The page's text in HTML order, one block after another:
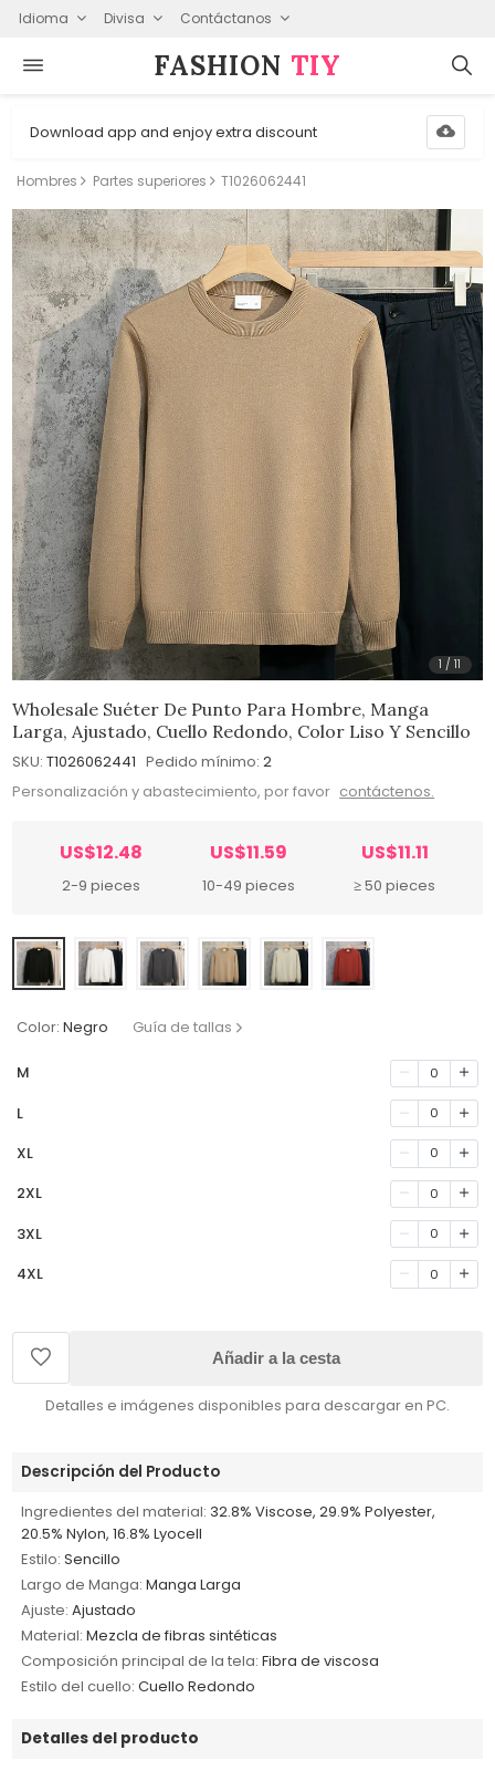
Idioma Divisa Contáctanos
FASHION⁠ TIY
Download app and enjoy extra discount
Hombres Partes superiores T1026062441
1 /11
Wholesale Suéter De Punto Para Hombre, Manga
Larga, Ajustado, Cuello Redondo, Color Liso Y Sencillo
SKU: T1026062441 Pedido mínimo: 2
Personalización y abastecimiento, por favor contáctenos.
US$12.48
2-9 pieces
US$11.59
10-49 pieces
US$11.11
≥ 50 pieces
Color: Negro Guía de tallas
M 0
L 0
XL 0
2XL 0
3XL 0
4XL 0
Añadir a la cesta
Detalles e imágenes disponibles para descargar en PC.
Descripción del Producto
Ingredientes del material: 32.8% Viscose, 29.9% Polyester,
20.5% Nylon, 16.8% Lyocell
Estilo: Sencillo
Largo de Manga: Manga Larga
Ajuste: Ajustado
Material: Mezcla de fibras sintéticas
Composición principal de la tela: Fibra de viscosa
Estilo del cuello: Cuello Redondo
Detalles del producto